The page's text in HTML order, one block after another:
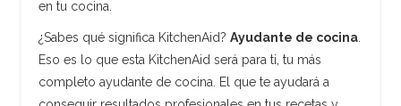
en tu cocina.
¿Sabes qué significa KitchenAid?Ayudante de cocina
Eso es lo que esta KitchenAid será para ti, tu más
completo ayudante de cocina. El que te ayudará a